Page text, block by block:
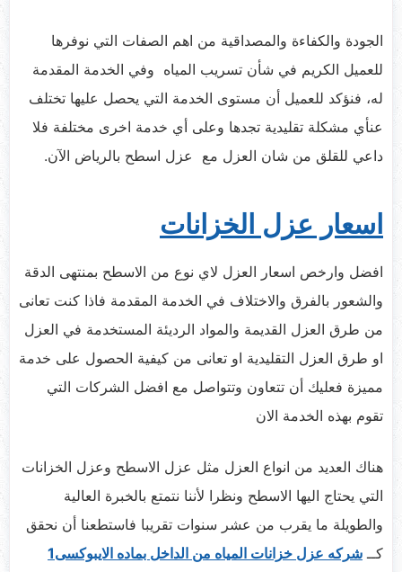
الجودة والكفاءة والمصداقية من اهم الصفات التي نوفرها
للعميل الكريم في شأن تسريب المياه وفي الخدمة المقدمة
له، فنؤكد للعميل أن مستوى الخدمة التي يحصل عليها تختلف
عنأي مشكلة تقليدية تجدها وعلى أي خدمة اخرى مختلفة فلا
داعي للقلق من شان العزل مع عزل اسطح بالرياض الآن.
اسعار عزل الخزانات
افضل وارخص اسعار العزل لاي نوع من الاسطح بمنتهى الدقة
والشعور بالفرق والاختلاف في الخدمة المقدمة فاذا كنت تعانى
من طرق العزل القديمة والمواد الرديئة المستخدمة في العزل
او طرق العزل التقليدية او تعانى من كيفية الحصول على خدمة
مميزة فعليك أن تتعاون وتتواصل مع افضل الشركات التي
تقوم بهذه الخدمة الان
هناك العديد من انواع العزل مثل عزل الاسطح وعزل الخزانات
التي يحتاج اليها الاسطح ونظرا لأننا نتمتع بالخبرة العالية
والطويلة ما يقرب من عشر سنوات تقريبا فاستطعنا أن نحقق
كــ شركه عزل خزانات المياه من الداخل بماده الايبوكسى1